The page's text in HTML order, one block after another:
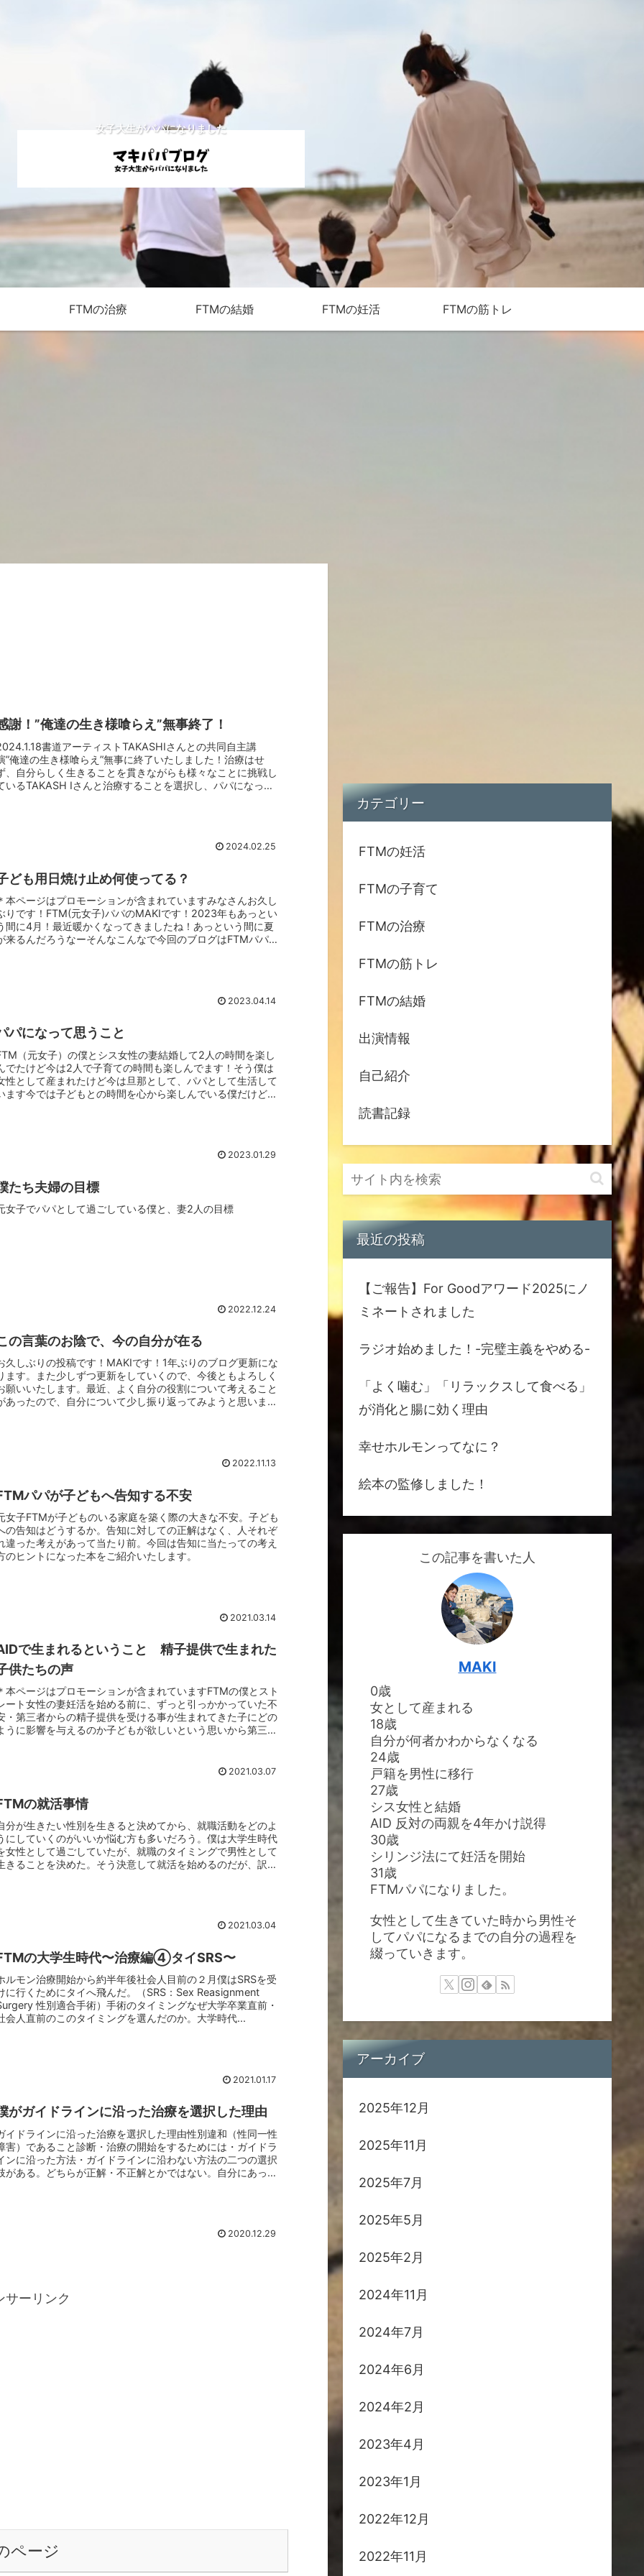
女子大生がパパになりました
FTMの治療 FTMの結婚 FTMの妊活 FTMの筋トレ
謝！”俺達の生き様喰らえ”無事終了！
書道アーティストTAKASHIさんとの共同自主講
”俺達の生き様喰らえ”無事に終了いたしました！治療はせ
、自分らしく生きることを貫きながらも様々なことに挑戦し
いるTAKASH Iさんと治療することを選択し、パパになっ
2024.02.25
ども用日焼け止め何使ってる？
本ページはプロモーションが含まれていますみなさんお久し
りです！FTM(元女子)パパのMAKIです！2023年もあっとい
間に4月！最近暖かくなってきましたね！あっという間に夏
来るんだろうなーそんなこんなで今回のブログはFTMパパの
2023.04.14
パになって思うこと
（元女子）の僕とシス女性の妻結婚して2人の時間を楽し
でたけど今は2人で子育ての時間も楽しんでます！そう僕は
性として産まれたけど今は旦那として、パパとして生活して
ます今では子どもとの時間を心から楽しんでいる僕だけど実
2023.01.29
たち夫婦の目標
女子でパパとして過ごしている僕と、妻2人の目標
2022.12.24
の言葉のお陰で、今の自分が在る
久しぶりの投稿です！MAKIです！1年ぶりのブログ更新にな
ます。また少しずつ更新をしていくので、今後ともよろしく
願いいたします。最近、よく自分の役割について考えること
あったので、自分について少し振り返ってみようと思いま
2022.11.13
パパが子どもへ告知する不安
女子FTMが子どものいる家庭を築く際の大きな不安。子ども
の告知はどうするか。告知に対しての正解はなく、人それぞ
違った考えがあって当たり前。今回は告知に当たっての考え
のヒントになった本をご紹介いたします。
2021.03.14
で生まれるということ 精子提供で生まれた
供たちの声
本ページはプロモーションが含まれていますFTMの僕とスト
ート女性の妻妊活を始める前に、ずっと引っかかっていた不
・第三者からの精子提供を受ける事が生まれてきた子にどの
うに影響を与えるのか子どもが欲しいという思いから第三者
2021.03.07
の就活事情
分が生きたい性別を生きると決めてから、就職活動をどのよ
にしていくのがいいか悩む方も多いだろう。僕は大学生時代
女性として過ごしていたが、就職のタイミングで男性として
きることを決めた。そう決意して就活を始めるのだが、訳あ
2021.03.04
の大学生時代〜治療編④タイSRS〜
ルモン治療開始から約半年後社会人目前の２月僕はSRSを受
に行くためにタイへ飛んだ。（SRS：Sex Reasignment
性別適合手術）手術のタイミングなぜ大学卒業直前・
会人直前のこのタイミングを選んだのか。大学時代...
2021.01.17
がガイドラインに沿った治療を選択した理由
イドラインに沿った治療を選択した理由性別違和（性同一性
害）であること診断・治療の開始をするためには・ガイドラ
ンに沿った方法・ガイドラインに沿わない方法の二つの選択
がある。どちらが正解・不正解とかではない。自分にあった
2020.12.29
サーリンク
ページ
カテゴリー
FTMの妊活
FTMの子育て
FTMの治療
FTMの筋トレ
FTMの結婚
出演情報
自己紹介
読書記録
最近の投稿
【ご報告】For Goodアワード2025にノ
ミネートされました
ラジオ始めました！-完璧主義をやめる-
「よく噛む」「リラックスして食べる」
が消化と腸に効く理由
幸せホルモンってなに？
絵本の監修しました！
この記事を書いた人
MAKI
0歳
女として産まれる
18歳
自分が何者かわからなくなる
24歳
戸籍を男性に移行
27歳
シス女性と結婚
AID 反対の両親を4年かけ説得
30歳
シリンジ法にて妊活を開始
31歳
FTMパパになりました。
女性として生きていた時から男性そ
してパパになるまでの自分の過程を
綴っていきます。
アーカイブ
2025年12月
2025年11月
2025年7月
2025年5月
2025年2月
2024年11月
2024年7月
2024年6月
2024年2月
2023年4月
2023年1月
2022年12月
2022年11月